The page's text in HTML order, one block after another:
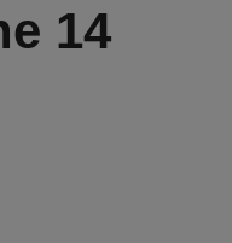
14